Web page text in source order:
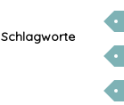
Schlagworte